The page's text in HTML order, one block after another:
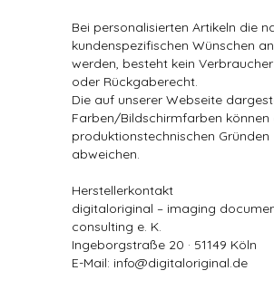
Bei personalisierten Artikeln die
kundenspezifischen Wünschen
werden, besteht kein
oder Rückgaberecht.
Die auf unserer Webseite
Farben/Bildschirmfarben können
produktionstechnischen Gründen
abweichen.
Herstellerkontakt
digitaloriginal – imaging
consulting e. K.
Ingeborgstraße 20 · 51149 Köln
E-Mail: info@digitaloriginal.de